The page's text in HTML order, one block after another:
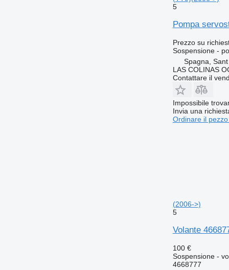
5
Pompa
Prezzo su
Sospensione -
Spagna,
LAS COLINAS
Contattare il
Impossibile
Invia una
Ordinare il
(2006->)
5
Volante
100 €
Sospensione -
4668777